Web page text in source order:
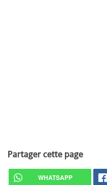
Partager cette page
WHATSAPP